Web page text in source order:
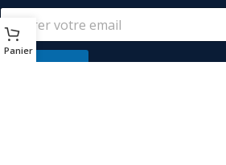
S'abonner
Panier